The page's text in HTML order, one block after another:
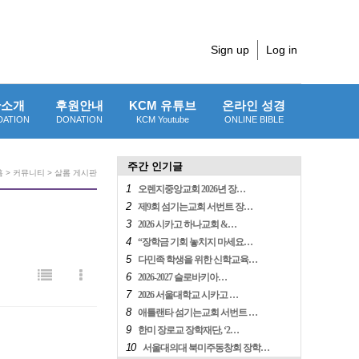
Sign up Log in
개 후원안내
DONATION
KCM 유튜브
KCM Youtube
온라인 성경
ONLINE BIBLE
> 커뮤니티 > 살롬 게시판
주간 인기글
1
오렌지중앙교회 2026년 장…
2 제9회 섬기는교회 서번트 장…
3 2026 시카고 하나교회 &…
4 “장학금 기회 놓치지 마세요…
5 다민족 학생을 위한 신학교육…
6 2026-2027 슬로바키아…
7 2026 서울대학교 시카고 …
8 애틀랜타 섬기는교회 서번트 …
9 한미 장로교 장학재단, ‘2…
10 서울대의대 북미주동창회 장학…